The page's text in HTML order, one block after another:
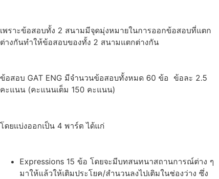
เพราะข้อสอบทั้ง 2 สนามมีจุดมุ่งหมายในการออกข้อสอบที่แตก
ต่างกันทำให้ข้อสอบของทั้ง 2 สนามแตกต่างกัน
ข้อสอบ GAT ENG มีจำนวนข้อสอบทั้งหมด 60 ข้อ ข้อละ 2.5
คะแนน (คะแนนเต็ม 150 คะแนน)
โดยแบ่งออกเป็น 4 พาร์ต ได้แก่
Expressions 15 ข้อ โดยจะมีบทสนทนาสถานการณ์ต่าง ๆ
มาให้แล้วให้เติมประโยค/สำนวนลงไปเติมในช่องว่าง ซึ่ง